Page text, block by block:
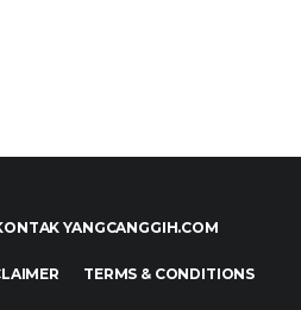
YANGCANGGIH.COM
TERMS & CONDITIONS